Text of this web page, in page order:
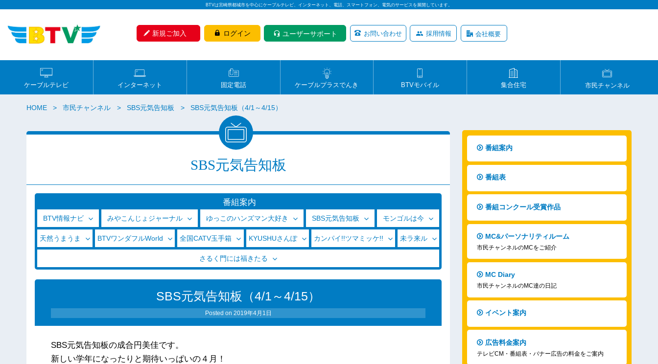
BTVは宮崎県都城市を中心にケーブルテレビ、インターネット、電話、スマートフォン、電気のサービスを展開しています。
新規ご加入 ログイン ユーザーサポート お問い合わせ 採用情報 会社概要
ケーブルテレビ インターネット 固定電話 ケーブルプラスでんき BTVモバイル 集合住宅 市民チャンネル
HOME 市民チャンネル SBS元気告知板 SBS元気告知板（4/1～4/15）
SBS元気告知板
番組案内
BTV情報ナビ みやこんじょジャーナル ゆっこのハンズマン大好き SBS元気告知板 モンゴルは今
天然うまうま BTVワンダフルWorld 全国CATV玉手箱 KYUSHUさんぽ カンパイ!!ツマミッケ!! 未ラ来ル
さるく門には福きたる
SBS元気告知板（4/1～4/15）
Posted on 2019年4月1日
SBS元気告知板の成合円美佳です。
新しい学年になったりと期待いっぱいの４月！
番組案内
番組表
番組コンクール受賞作品
MC&パーソナリティルーム
市民チャンネルのMCをご紹介
MC Diary
市民チャンネルのMC達の日記
イベント案内
広告料金案内
テレビCM・番組表・バナー広告の料金をご案内